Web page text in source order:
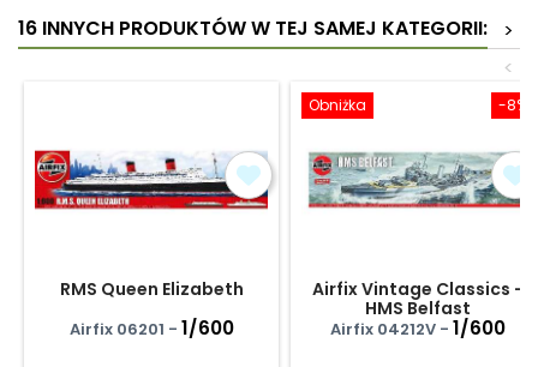
16 INNYCH PRODUKTÓW W TEJ SAMEJ KATEGORII:
>
<
RMS Queen Elizabeth
Airfix 06201 - 1/600
-8%
Obniżka
Airfix Vintage Classics -
HMS Belfast
Airfix 04212V - 1/600